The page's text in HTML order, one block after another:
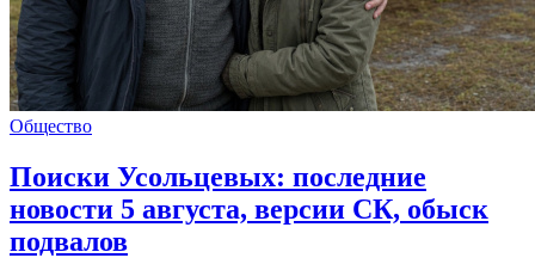
Общество
Поиски Усольцевых: последние
новости 5 августа, версии СК, обыск
подвалов